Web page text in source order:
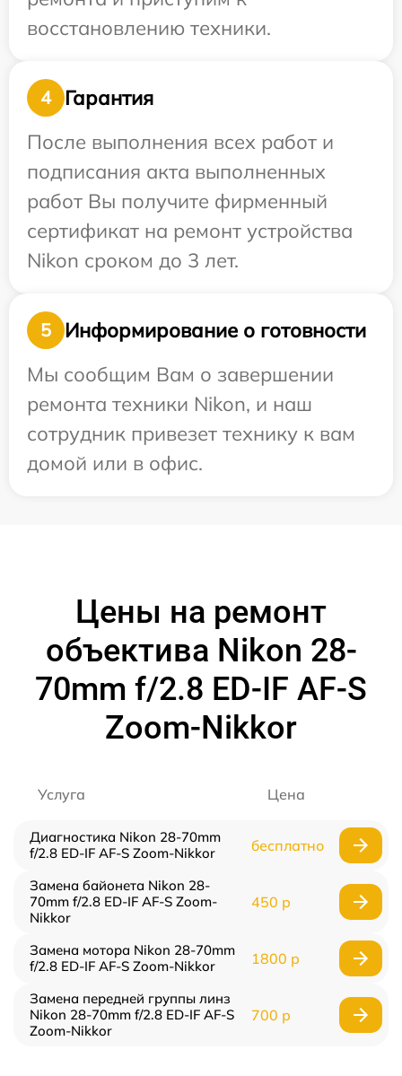
восстановлению техники.
4
Гарантия
После выполнения всех работ и
подписания акта выполненных
работ Вы получите фирменный
сертификат на ремонт устройства
Nikon сроком до 3 лет.
5
Информирование о готовности
Мы сообщим Вам о завершении
ремонта техники Nikon, и наш
сотрудник привезет технику к вам
домой или в офис.
Цены на ремонт
объектива Nikon 28-
70mm f/2.8 ED-IF AF-S
Zoom-Nikkor
Услуга Цена
Диагностика Nikon 28-70mm
f/2.8 ED-IF AF-S Zoom-Nikkor
бесплатно
Замена байонета Nikon 28-
70mm f/2.8 ED-IF AF-S Zoom-
Nikkor
450 р
Замена мотора Nikon 28-70mm
f/2.8 ED-IF AF-S Zoom-Nikkor
1800 р
Замена передней группы линз
Nikon 28-70mm f/2.8 ED-IF AF-S
Zoom-Nikkor
700 р